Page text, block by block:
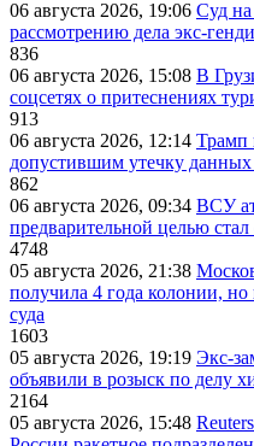
06 августа 2026, 19:06 Суд
рассмотрению дела экс-
836
06 августа 2026, 15:08 В
соцсетях о притеснениях
913
06 августа 2026, 12:14 Трамп
допустившим утечку
862
06 августа 2026, 09:34 ВСУ
предварительной целью
4748
05 августа 2026, 21:38
получила 4 года колонии,
суда
1603
05 августа 2026, 19:19 Экс-
объявили в розыск по делу
2164
05 августа 2026, 15:48